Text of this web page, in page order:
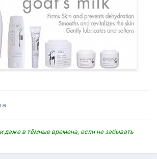
даже в тёмные времена, если не забывать